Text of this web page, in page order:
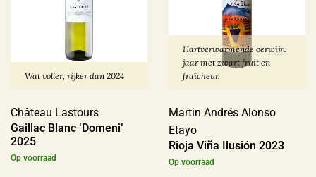
(26)
Biologisch certifcaat
Ja(125)
Nee
Wat voller, rijker dan 2024
Château Lastours
Gaillac Blanc ‘Domeni’
2025
Op voorraad
Hartverwarmende oerwijn,
jaar met zwart fruit en
fraîcheur.
Martin Andrés Alonso
Etayo
Rioja Viña Ilusión 2023
Op voorraad